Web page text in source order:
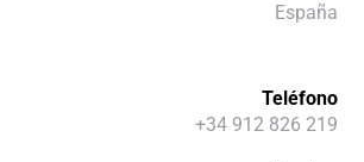
España
Teléfono
+34 912 826 219